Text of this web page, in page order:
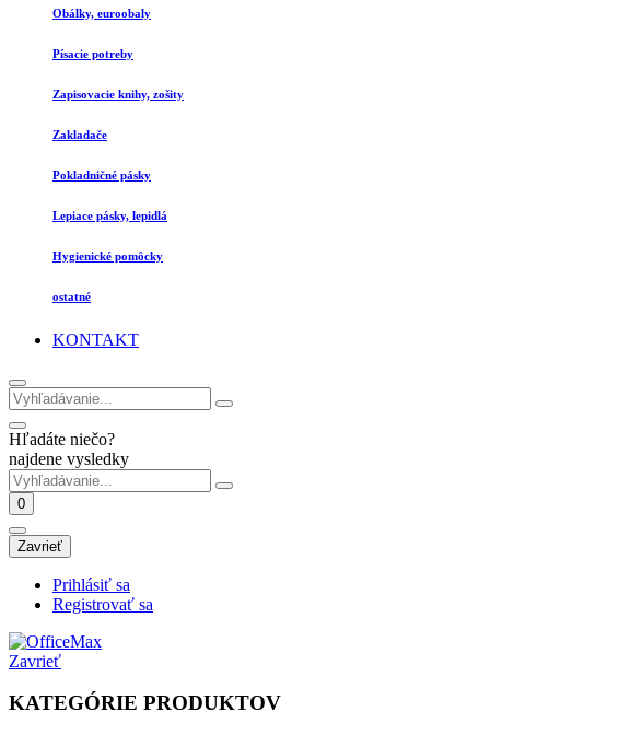
Obálky, euroobaly
Písacie potreby
Zapisovacie knihy, zošity
Zakladače
Pokladničné pásky
Lepiace pásky, lepidlá
Hygienické pomôcky
ostatné
KONTAKT
Hľadáte niečo?
najdene vysledky
0
Zavrieť
Prihlásiť sa
Registrovať sa
Zavrieť
KATEGÓRIE PRODUKTOV